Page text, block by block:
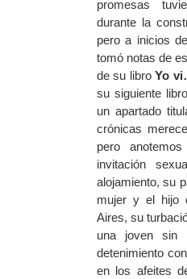
promesas
durante la
pero a inicios
tomó notas de
de su libroYo
su siguiente
un apartado
crónicas
pero
invitación
alojamiento, su
mujer y el hijo
Aires, su
una joven sin
detenimiento
en los afeites